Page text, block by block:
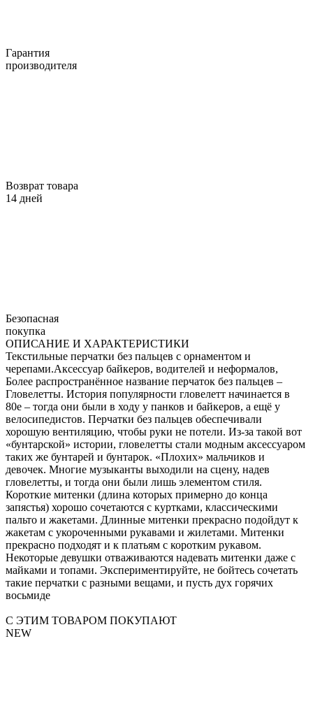
Гарантия
производителя
Возврат товара
14 дней
Безопасная
покупка
ОПИСАНИЕ И ХАРАКТЕРИСТИКИ
Текстильные перчатки без пальцев с орнаментом и
черепами.Аксессуар байкеров, водителей и неформалов,
Более распространённое название перчаток без пальцев –
Гловелетты. История популярности гловелетт начинается в
80е – тогда они были в ходу у панков и байкеров, а ещё у
велосипедистов. Перчатки без пальцев обеспечивали
хорошую вентиляцию, чтобы руки не потели. Из-за такой вот
«бунтарской» истории, гловелетты стали модным аксессуаром
таких же бунтарей и бунтарок. «Плохих» мальчиков и
девочек. Многие музыканты выходили на сцену, надев
гловелетты, и тогда они были лишь элементом стиля.
Короткие митенки (длина которых примерно до конца
запястья) хорошо сочетаются с куртками, классическими
пальто и жакетами. Длинные митенки прекрасно подойдут к
жакетам с укороченными рукавами и жилетами. Митенки
прекрасно подходят и к платьям с коротким рукавом.
Некоторые девушки отваживаются надевать митенки даже с
майками и топами. Экспериментируйте, не бойтесь сочетать
такие перчатки с разными вещами, и пусть дух горячих
восьмиде
С ЭТИМ ТОВАРОМ ПОКУПАЮТ
NEW